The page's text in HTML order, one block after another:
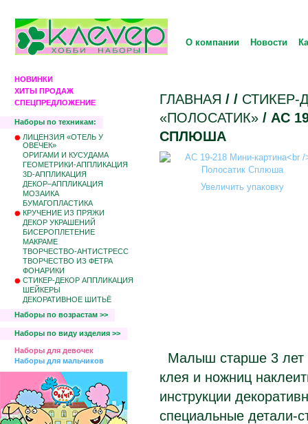
О компании Новости
НОВИНКИ
ХИТЫ ПРОДАЖ
СПЕЦПРЕДЛОЖЕНИЕ
Наборы по техникам:
ЛИЦЕНЗИЯ «ОТЕЛЬ У
ОВЕЧЕК»
ОРИГАМИ И КУСУДАМА
ГЕОМЕТРИКИ-АППЛИКАЦИЯ
3D-АППЛИКАЦИЯ
ДЕКОР–АППЛИКАЦИЯ
МОЗАИКА
БУМАГОПЛАСТИКА
КРУЧЕНИЕ ИЗ ПРЯЖИ
ДЕКОР УКРАШЕНИЙ
БИCЕРОПЛЕТЕНИЕ
МАКРАМЕ
ТВОРЧЕСТВО-АНТИСТРЕСС
ТВОРЧЕСТВО ИЗ ФЕТРА
ФОНАРИКИ
СТИКЕР-ДЕКОР АППЛИКАЦИЯ
ШЕЙКЕРЫ
ДЕКОРАТИВНОЕ ШИТЬЁ
Наборы по возрастам >>
Наборы по виду изделия >>
Наборы для девочек
Наборы для мальчиков
ГЛАВНАЯ / / СТИКЕР-
«ПОЛОСАТИК» / АС
СПЛЮША
Увеличить упаковку
Малыш старше 3 лет
клея и ножниц
инструкции
специальные детали-